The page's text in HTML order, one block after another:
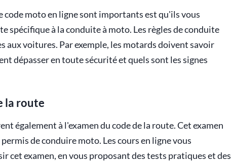
code moto en ligne sont importants est qu'ils vous
spécifique à la conduite à moto. Les règles de conduite
aux voitures. Par exemple, les motards doivent savoir
dépasser en toute sécurité et quels sont les signes
la route
également à l'examen du code de la route. Cet examen
de conduire moto. Les cours en ligne vous
cet examen, en vous proposant des tests pratiques et des